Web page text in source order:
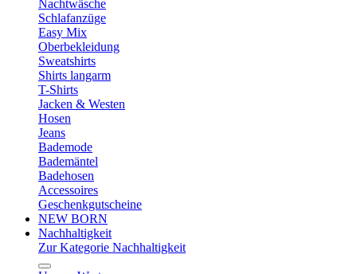
Nachtwäsche
Schlafanzüge
Easy Mix
Oberbekleidung
Sweatshirts
Shirts langarm
T-Shirts
Jacken & Westen
Hosen
Jeans
Bademode
Bademäntel
Badehosen
Accessoires
Geschenkgutscheine
NEW BORN
Nachhaltigkeit
Zur Kategorie Nachhaltigkeit